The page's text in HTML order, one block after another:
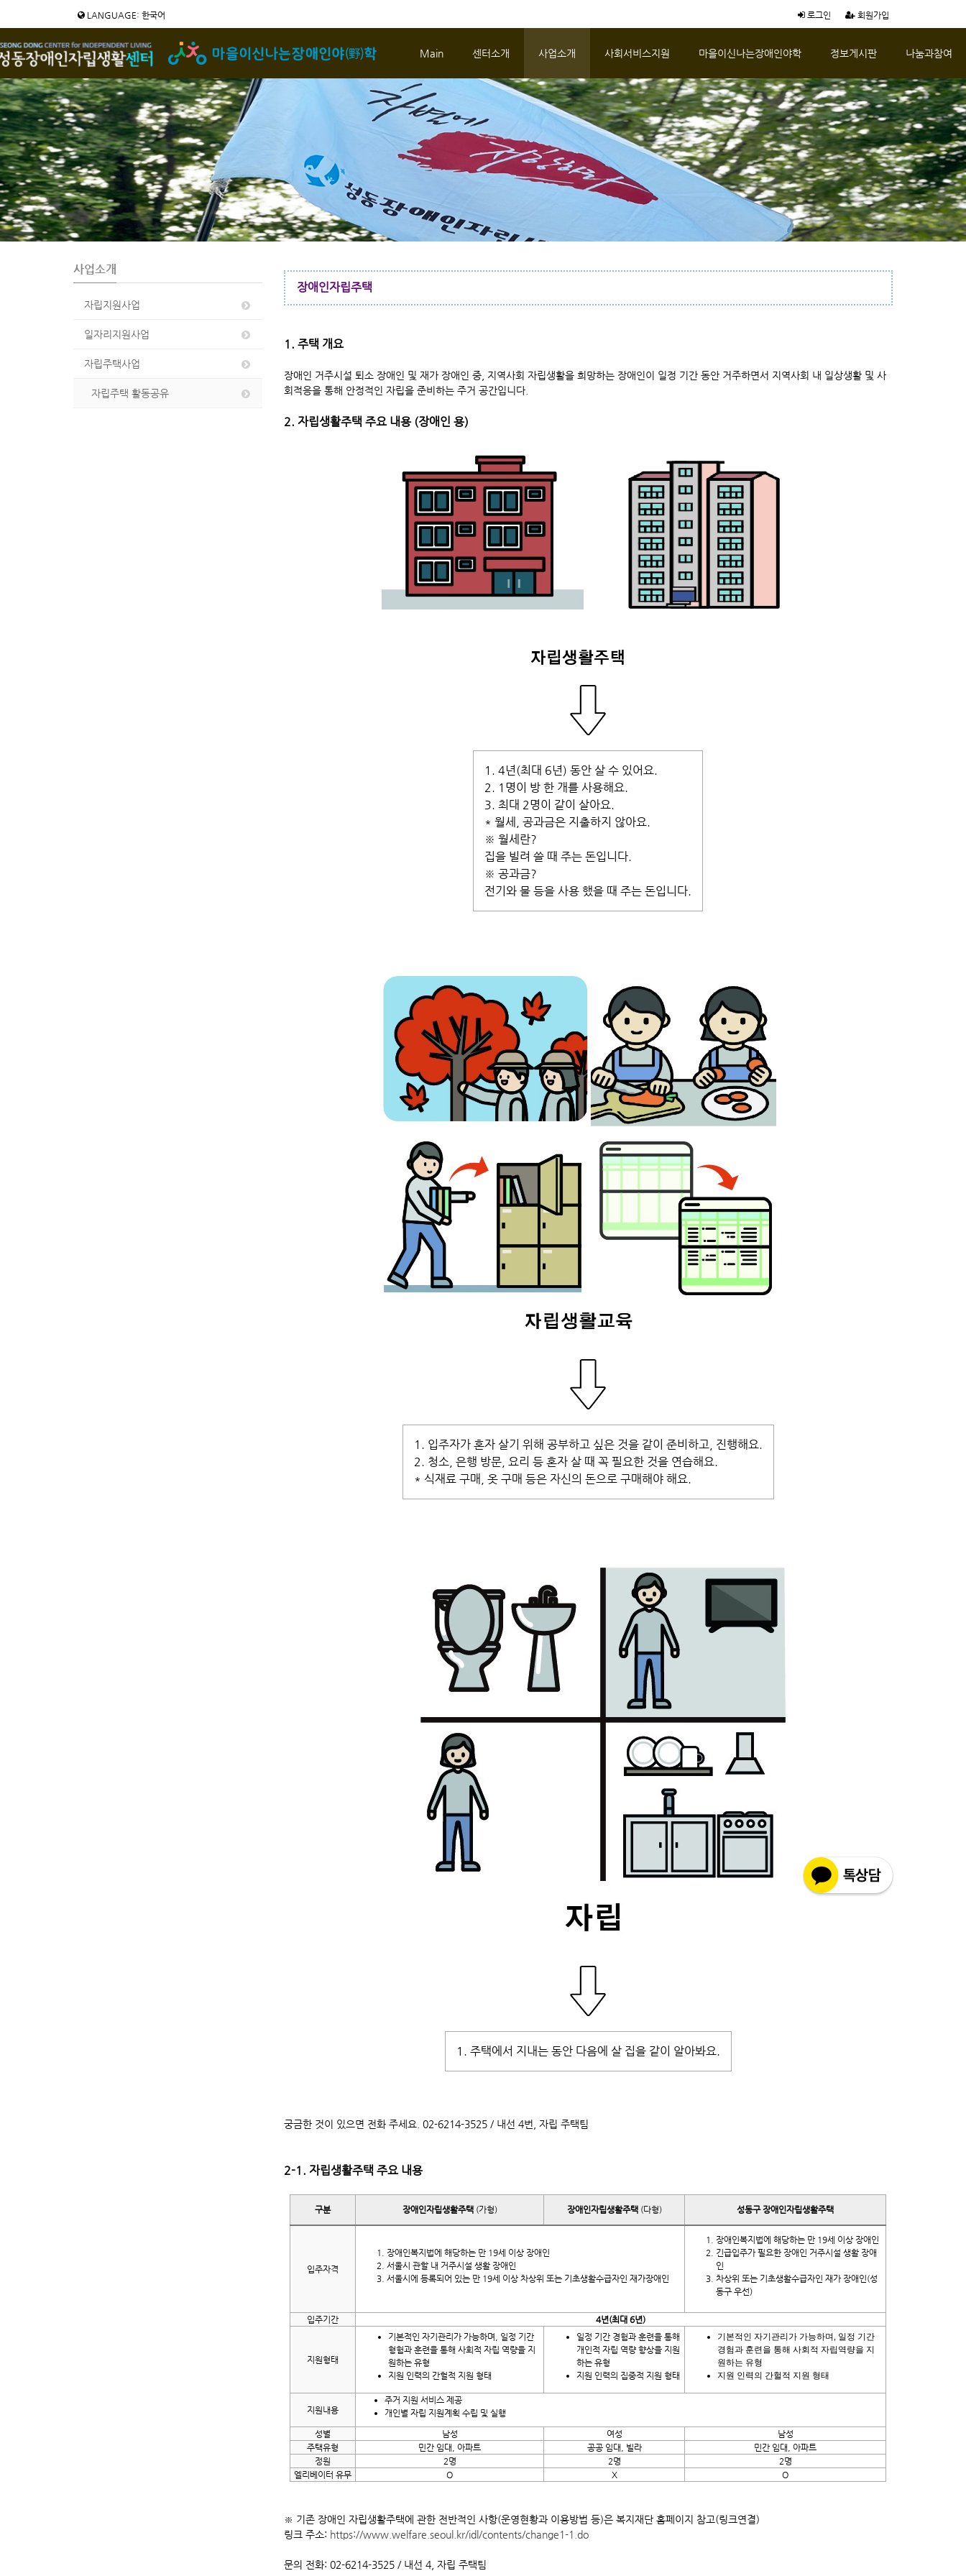
LANGUAGE: 한국어 로그인 회원가입
Main 센터소개 사업소개 사회서비스지원 마을이신나는장애인야학 정보게시판 나눔과참여
사업소개
자립지원사업
일자리지원사업
자립주택사업
자립주택 활동공유
장애인자립주택
1. 주택 개요
장애인 거주시설 퇴소 장애인 및 재가 장애인 중, 지역사회 자립생활을 희망하는 장애인이 일정 기간 동안 거주하면서 지역사회 내 일상생활 및 사
회적응을 통해 안정적인 자립을 준비하는 주거 공간입니다.
2. 자립생활주택 주요 내용 (장애인 용)
1. 4년(최대 6년) 동안 살 수 있어요.
2. 1명이 방 한 개를 사용해요.
3. 최대 2명이 같이 살아요.
* 월세, 공과금은 지출하지 않아요.
※ 월세란?
집을 빌려 쓸 때 주는 돈입니다.
※ 공과금?
전기와 물 등을 사용 했을 때 주는 돈입니다.
1. 입주자가 혼자 살기 위해 공부하고 싶은 것을 같이 준비하고, 진행해요.
2. 청소, 은행 방문, 요리 등 혼자 살 때 꼭 필요한 것을 연습해요.
* 식재료 구매, 옷 구매 등은 자신의 돈으로 구매해야 해요.
1. 주택에서 지내는 동안 다음에 살 집을 같이 알아봐요.
궁금한 것이 있으면 전화 주세요. 02-6214-3525 / 내선 4번, 자립 주택팀
2-1. 자립생활주택 주요 내용
구분 장애인자립생활주택(가형) 장애인자립생활주택(다형) 성동구 장애인자립생활주택
입주자격
장애인복지법에 해당하는 만 19세 이상 장애인
서울시 관할 내 거주시설 생활 장애인
서울시에 등록되어 있는 만 19세 이상 차상위 또는 기초생활수급자인 재가장애인
장애인복지법에 해당하는 만 19세 이상 장애인
긴급입주가 필요한 장애인 거주시설 생활 장애
인
차상위 또는 기초생활수급자인 재가 장애인(성
동구 우선)
입주기간 4년(최대 6년)
지원형태
기본적인 자기관리가 가능하며, 일정 기간
형험과 훈련을 통해 사회적 자립 역량을 지
원하는 유형
지원 인력의 간헐적 지원 형태
일정 기간 경험과 훈련을 통해
개인적 자립 역량 향상을 지원
하는 유형
지원 인력의 집중적 지원 형태
기본적인 자기관리가 가능하며, 일정 기간
경험과 훈련을 통해 사회적 자립역량을 지
원하는 유형
지원 인력의 간헐적 지원 형태
지원내용
주거 지원 서비스 제공
개인별 자립 지원계획 수립 및 실행
성별 남성 여성
남성
주택유형
민간 임대, 아파트 공공 임대, 빌라
민간 임대, 아파트
정원
2명 2명
2명
엘리베이터 유무
O X O
※ 기존 장애인 자립생활주택에 관한 전반적인 사항(운영현황과 이용방법 등)은 복지재단 홈페이지 참고(링크연결)
링크 주소: https://www.welfare.seoul.kr/idl/contents/change1-1.do
문의 전화: 02-6214-3525 / 내선 4, 자립 주택팀